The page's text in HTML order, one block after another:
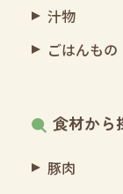
汁物
ごはんもの
食材から
豚肉